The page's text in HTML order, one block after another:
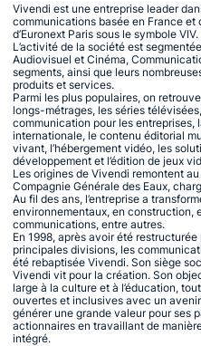
Vivendi est une entreprise leader
communications basée en France
d’Euronext Paris sous le symbole VIV.
L’activité de la société est
Audiovisuel et Cinéma,
segments, ainsi que leurs
produits et services.
Parmi les plus populaires, on
longs-métrages, les séries
communication pour les entreprises,
internationale, le contenu éditorial
vivant, l’hébergement vidéo, les
développement et l’édition de jeux
Les origines de Vivendi remontent
Compagnie Générale des Eaux,
Au fil des ans, l’entreprise a
environnementaux, en construction,
communications, entre autres.
En 1998, après avoir été
principales divisions, les
été rebaptisée Vivendi. Son siège
Vivendi vit pour la création. Son
large à la culture et à l’éducation,
ouvertes et inclusives avec un avenir
générer une grande valeur pour ses
actionnaires en travaillant de
intégré.